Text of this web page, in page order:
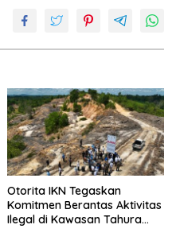
Otorita IKN Tegaskan
Komitmen Berantas Aktivitas
Ilegal di Kawasan Tahura